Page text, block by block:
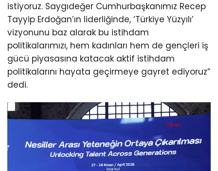
istiyoruz. Saygıdeğer Cumhurbaşkanımız Recep
Tayyip Erdoğan’ın liderliğinde, ‘Türkiye Yüzyılı’
vizyonunu baz alarak bu istihdam
politikalarımızı, hem kadınları hem de gençleri iş
gücü piyasasına katacak aktif istihdam
politikalarını hayata geçirmeye gayret ediyoruz”
dedi.